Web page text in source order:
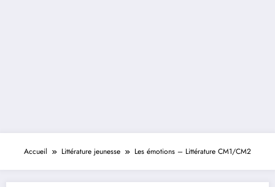
Accueil Littérature jeunesse Les émotions – Littérature CM1/CM2